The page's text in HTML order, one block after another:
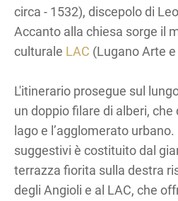
circa - 1532), discepolo di
Accanto alla chiesa sorge il
culturale LAC (Lugano Arte
L'itinerario prosegue sul
un doppio filare di alberi,
lago e l’agglomerato
suggestivi è costituito dal
terrazza fiorita sulla destra
degli Angioli e al LAC, che